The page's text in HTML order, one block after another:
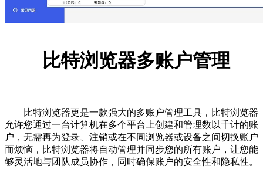
比特浏览器多账户管理
比特浏览器更是一款强大的多账户管理工具，比特浏览器
允许您通过一台计算机在多个平台上创建和管理数以千计的账
户，无需再为登录、注销或在不同浏览器或设备之间切换账户
而烦恼，比特浏览器将自动管理并同步您的所有账户，让您能
够灵活地与团队成员协作，同时确保账户的安全性和隐私性。